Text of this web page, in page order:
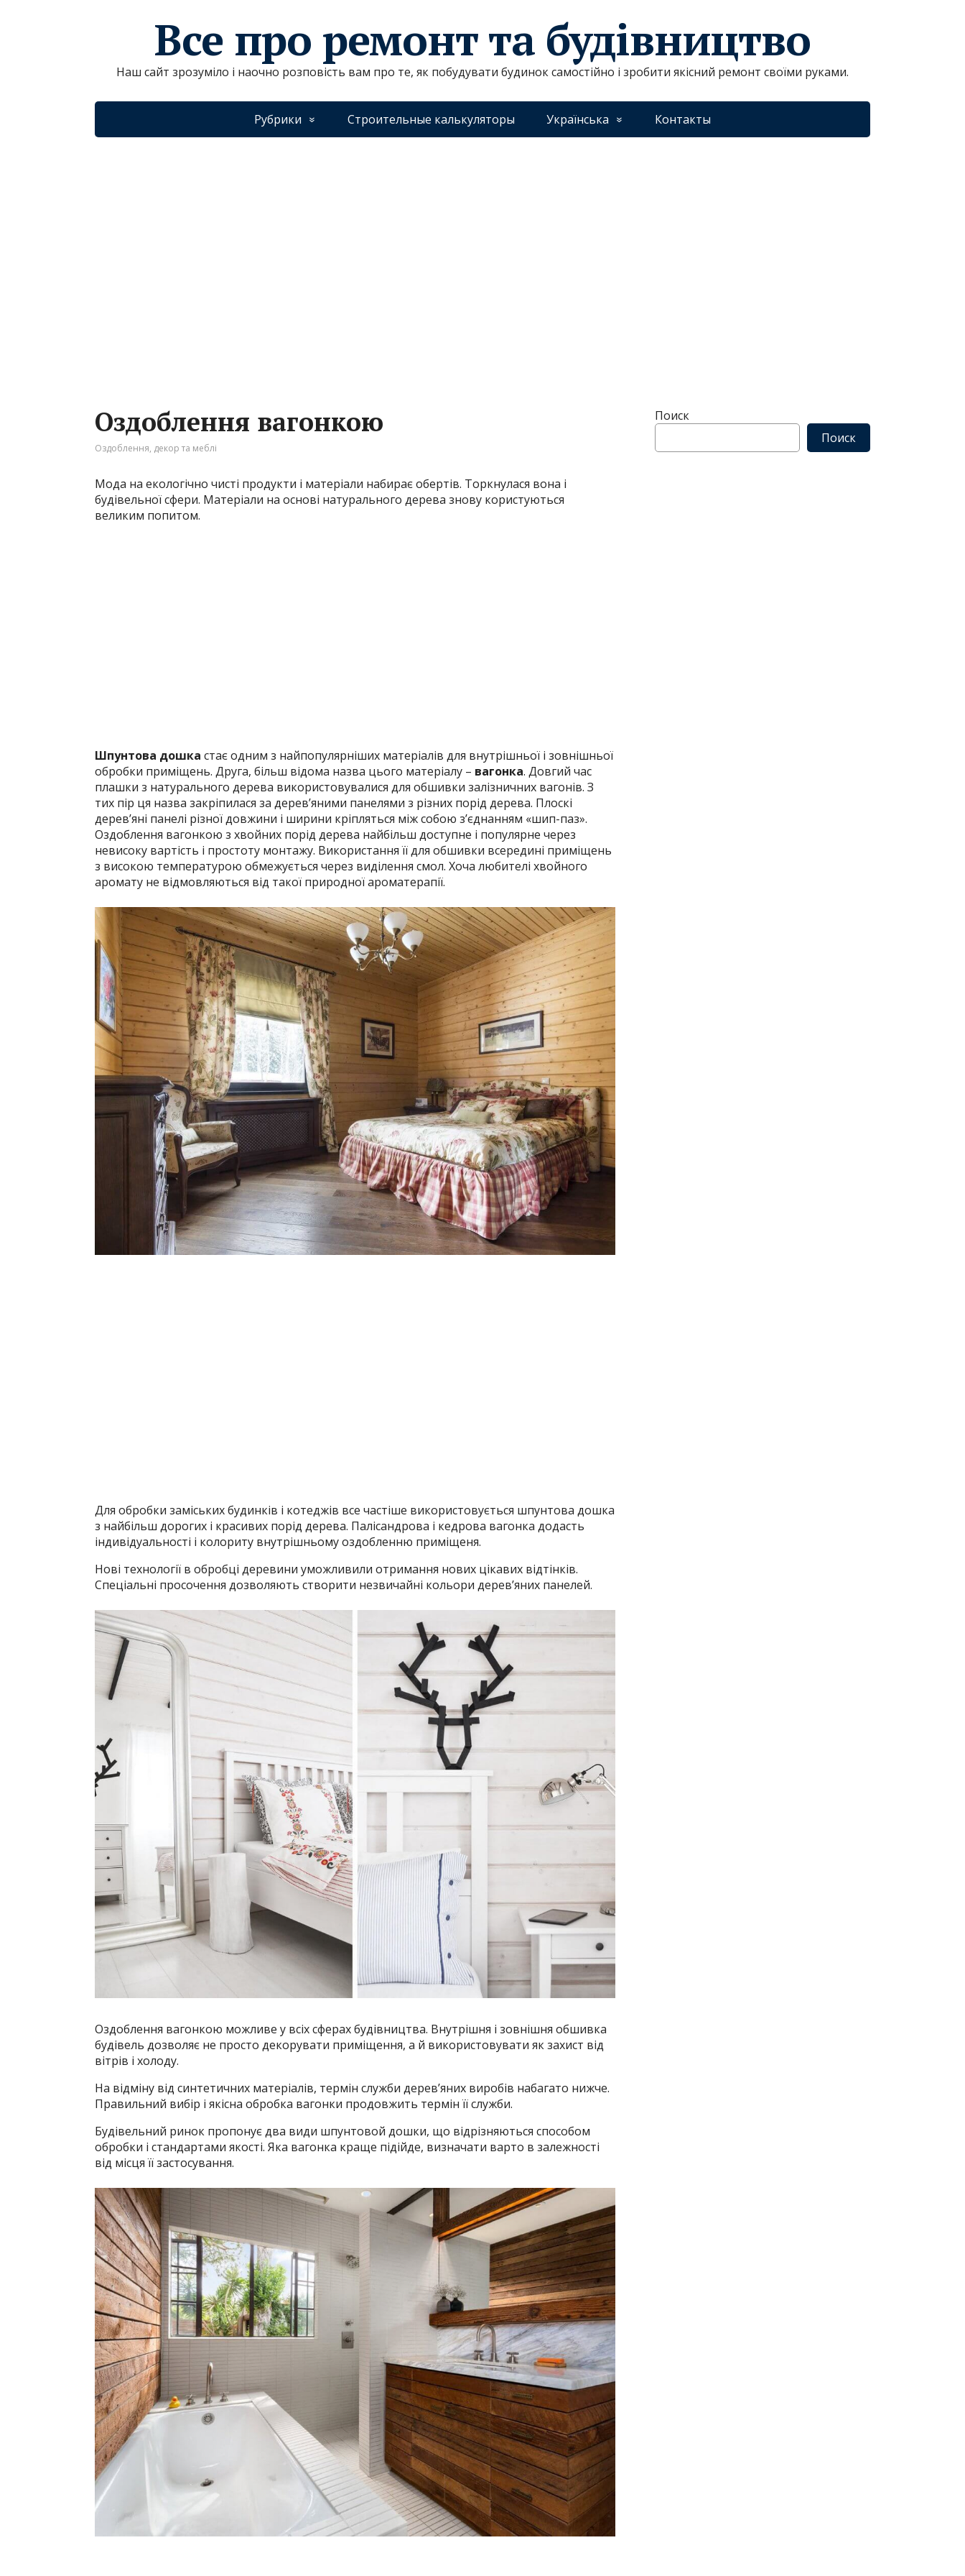
Все про ремонт та будівництво
Наш сайт зрозуміло і наочно розповість вам про те, як побудувати будинок самостійно і зробити якісний ремонт своїми руками.
Рубрики Строительные калькуляторы Українська Контакты
Оздоблення вагонкою
Оздоблення, декор та меблі
Мода на екологічно чисті продукти і матеріали набирає обертів. Торкнулася вона і
будівельної сфери. Матеріали на основі натурального дерева знову користуються
великим попитом.
Шпунтова дошка стає одним з найпопулярніших матеріалів для внутрішньої і зовнішньої
обробки приміщень. Друга, більш відома назва цього матеріалу – вагонка. Довгий час
плашки з натурального дерева використовувалися для обшивки залізничних вагонів. З
тих пір ця назва закріпилася за дерев’яними панелями з різних порід дерева. Плоскі
дерев’яні панелі різної довжини і ширини кріпляться між собою з’єднанням «шип-паз».
Оздоблення вагонкою з хвойних порід дерева найбільш доступне і популярне через
невисоку вартість і простоту монтажу. Використання її для обшивки всередині приміщень
з високою температурою обмежується через виділення смол. Хоча любителі хвойного
аромату не відмовляються від такої природної ароматерапії.
Для обробки заміських будинків і котеджів все частіше використовується шпунтова дошка
з найбільш дорогих і красивих порід дерева. Палісандрова і кедрова вагонка додасть
індивідуальності і колориту внутрішньому оздобленню приміщеня.
Нові технології в обробці деревини уможливили отримання нових цікавих відтінків.
Спеціальні просочення дозволяють створити незвичайні кольори дерев’яних панелей.
Оздоблення вагонкою можливе у всіх сферах будівництва. Внутрішня і зовнішня обшивка
будівель дозволяє не просто декорувати приміщення, а й використовувати як захист від
вітрів і холоду.
На відміну від синтетичних матеріалів, термін служби дерев’яних виробів набагато нижче.
Правильний вибір і якісна обробка вагонки продовжить термін її служби.
Будівельний ринок пропонує два види шпунтовой дошки, що відрізняються способом
обробки і стандартами якості. Яка вагонка краще підійде, визначати варто в залежності
від місця її застосування.
Поиск
Поиск